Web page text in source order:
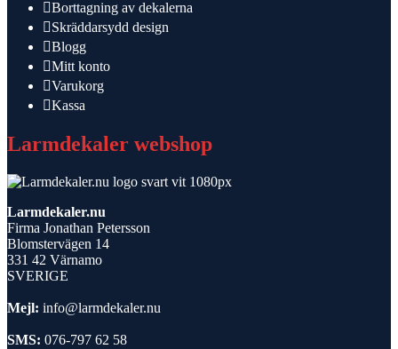
Borttagning av dekalerna
Skräddarsydd design
Blogg
Mitt konto
Varukorg
Kassa
Larmdekaler webshop
Larmdekaler.nu
Firma Jonathan Petersson
Blomstervägen 14
331 42 Värnamo
SVERIGE
Mejl: info@larmdekaler.nu
SMS: 076-797 62 58